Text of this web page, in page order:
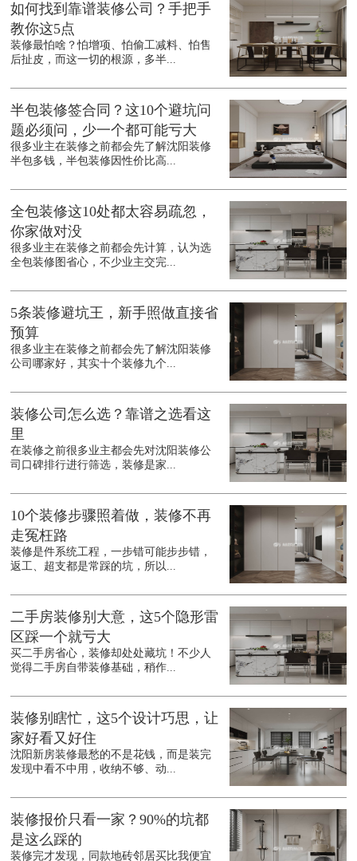
如何找到靠谱装修公司？手把手
教你这5点
装修最怕啥？怕增项、怕偷工减料、怕售
后扯皮，而这一切的根源，多半...
半包装修签合同？这10个避坑问
题必须问，少一个都可能亏大
很多业主在装修之前都会先了解沈阳装修
半包多钱，半包装修因性价比高...
全包装修这10处都太容易疏忽，
你家做对没
很多业主在装修之前都会先计算，认为选
全包装修图省心，不少业主交完...
5条装修避坑王，新手照做直接省
预算
很多业主在装修之前都会先了解沈阳装修
公司哪家好，其实十个装修九个...
装修公司怎么选？靠谱之选看这
里
在装修之前很多业主都会先对沈阳装修公
司口碑排行进行筛选，装修是家...
10个装修步骤照着做，装修不再
走冤枉路
装修是件系统工程，一步错可能步步错，
返工、超支都是常踩的坑，所以...
二手房装修别大意，这5个隐形雷
区踩一个就亏大
买二手房省心，装修却处处藏坑！不少人
觉得二手房自带装修基础，稍作...
装修别瞎忙，这5个设计巧思，让
家好看又好住
沈阳新房装修最愁的不是花钱，而是装完
发现中看不中用，收纳不够、动...
装修报价只看一家？90%的坑都
是这么踩的
装修完才发现，同款地砖邻居买比我便宜